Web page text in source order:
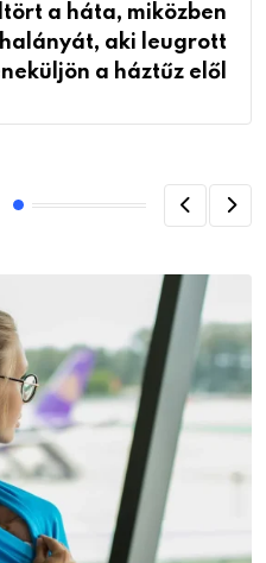
a háta, miközben
aki leugrott
a háztűz elől